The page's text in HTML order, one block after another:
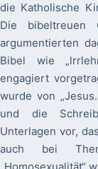
die Katholische
Die bibeltreuen
argumentierten
Bibel wie
engagiert
wurde von
und die
Unterlagen vor,
auch bei